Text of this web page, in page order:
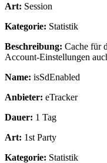
Art: Session
Kategorie: Statistik
Beschreibung: Cache für
Account-Einstellungen
Name: isSdEnabled
Anbieter: eTracker
Dauer: 1 Tag
Art: 1st Party
Kategorie: Statistik